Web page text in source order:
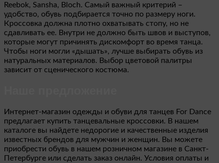
Reebok, Sansha, Bloch. Самый важный критерий –
удобство, обувь подбирается точно по размеру ноги.
Кроссовка должна плотно охватывать стопу, но не
сдавливать ее. Внутри не должно быть швов и выступов,
которые могут причинять дискомфорт во время танца.
Чтобы ноги могли «дышать», лучше выбирать обувь из
натуральных материалов. Выбор цветовой палитры
зависит от сценического костюма.
Интернет-магазин одежды и обуви для танцев For Dance
предлагает купить танцевальные кроссовки. В нашем
каталоге вы найдете недорогие и качественные изделия
известных брендов для мужчин и женщин. Вы можете
приобрести обувь в нашем розничном магазине в Санкт-
Петербурге или сделать заказ онлайн. Условия оплаты и